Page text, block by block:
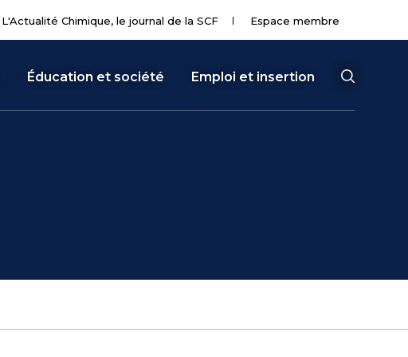
L'Actualité Chimique, le journal de la SCF Espace membre
Éducation et société Emploi et insertion